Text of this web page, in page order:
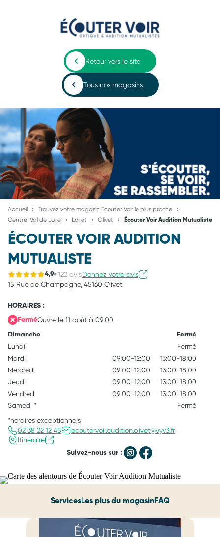
Retour vers le site
Tous nos magasins
Accueil
Trouvez votre magasin Écouter Voir le plus proche
Centre-Val de Loire
Loiret Olivet Écouter Voir Audition Mutualiste
ÉCOUTER VOIR AUDITION
MUTUALISTE
4,9 122 avisDonnez votre avis
15 Rue de Champagne, 45160 Olivet
HORAIRES :
FerméOuvre le 11 août à 09:00
Dimanche Fermé
Lundi
Fermé
Mardi
09:00-12:00
13:00-18:00
Mercredi
09:00-12:00
13:00-18:00
Jeudi
09:00-12:00
13:00-18:00
Vendredi
09:00-12:00
13:00-18:00
Samedi *
Fermé
*horaires exceptionnels
02 38 22 12 45
ecoutervoir.audition.olivet@vyv3.fr
Itinéraire
Suivez-nous sur :
ServicesLes plus du magasinFAQ